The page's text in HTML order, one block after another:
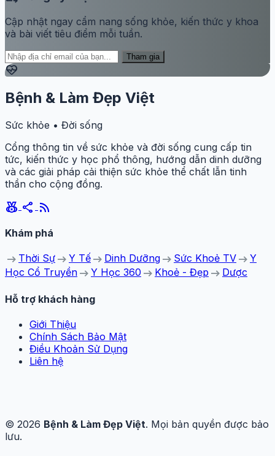
Cập nhật ngay cẩm nang sống khỏe, kiến thức y khoa
và bài viết tiêu điểm mỗi tuần.
Tham gia
ecg_heart
Bệnh & Làm Đẹp Việt
Sức khỏe • Đời sống
Cổng thông tin về sức khỏe và đời sống cung cấp tin
tức, kiến thức y học phổ thông, hướng dẫn dinh dưỡng
và các giải pháp cải thiện sức khỏe thể chất lẫn tinh
thần cho cộng đồng.
social_leaderboard share rss_feed
Khám phá
arrow_right_alt Thời Sự arrow_right_alt Y Tế arrow_right_alt Dinh Dưỡng arrow_right_alt Sức Khoẻ TV arrow_right_alt Y
Học Cổ Truyền arrow_right_alt Y Học 360 arrow_right_alt Khoẻ - Đẹp arrow_right_alt Dược
Hỗ trợ khách hàng
Giới Thiệu
Chính Sách Bảo Mật
Điều Khoản Sử Dụng
Liên hệ
© 2026 Bệnh & Làm Đẹp Việt. Mọi bản quyền được bảo
lưu.